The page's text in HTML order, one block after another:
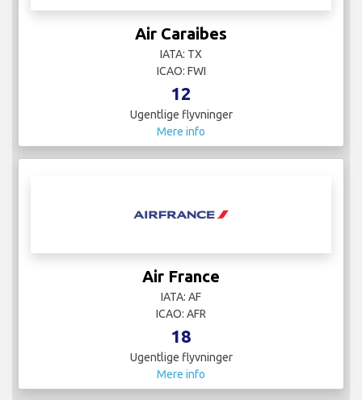
Air Caraibes
IATA: TX
ICAO: FWI
12
Ugentlige flyvninger
Mere info
Air France
IATA: AF
ICAO: AFR
18
Ugentlige flyvninger
Mere info